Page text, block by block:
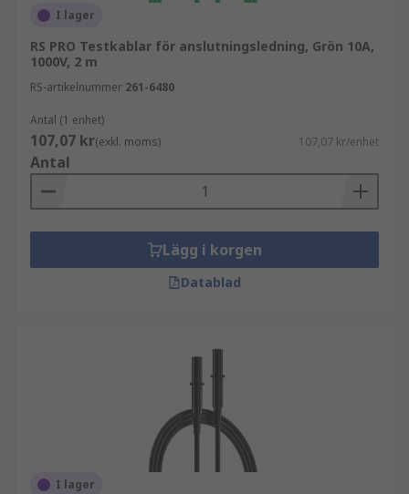
I lager
RS PRO Testkablar för anslutningsledning, Grön 10A,
1000V, 2 m
RS-artikelnummer 261-6480
Antal (1 enhet)
107,07 kr(exkl. moms) 107,07 kr/enhet
Antal
Lägg i korgen
Datablad
I lager